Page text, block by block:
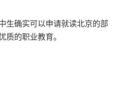
生确实可以申请就读北京的部
质的职业教育。